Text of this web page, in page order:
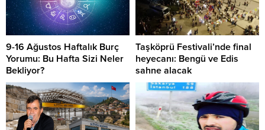
9-16 Ağustos Haftalık Burç
Yorumu: Bu Hafta Sizi Neler
Bekliyor?
Taşköprü Festivali’nde final
heyecanı: Bengü ve Edis
sahne alacak